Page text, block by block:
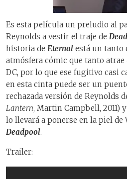
Es esta película un preludio al
Reynolds a vestir el traje de
historia de Eternal está un tanto
atmósfera cómic que tanto atrae
DC, por lo que ese fugitivo casi
en esta cinta puede ser un
rechazada versión de Reynolds
Lantern, Martin Campbell, 2011)
lo llevará a ponerse en la piel de
Deadpool.
Trailer: